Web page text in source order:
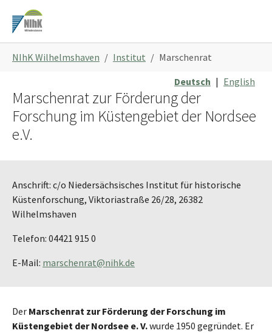
Hauptinhalt
springen
sind
NIhK Wilhelmshaven Institut
Marschenrat
Deutsch | English
Marschenrat zur Förderung der
Forschung im Küstengebiet der Nordsee
e.V.
Anschrift: c/o Niedersächsisches Institut für historische
Küstenforschung, Viktoriastraße 26/28, 26382
Wilhelmshaven
Telefon: 04421 915 0
E-Mail: marschenrat@nihk.de
Der Marschenrat zur Förderung der Forschung im
Küstengebiet der Nordsee e. V.wurde 1950 gegründet. Er